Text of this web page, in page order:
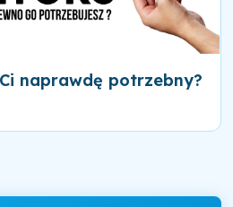
naprawdę potrzebny?